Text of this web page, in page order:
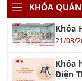
KHÓA
Khóa
21/08/
Khóa
Điện